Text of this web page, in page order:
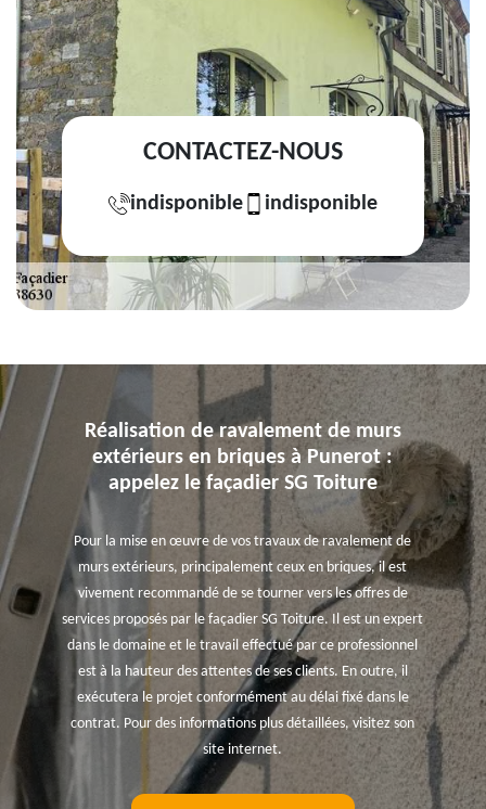
CONTACTEZ-NOUS
indisponible indisponible
Réalisation de ravalement de murs
extérieurs en briques à Punerot :
appelez le façadier SG Toiture
Pour la mise en œuvre de vos travaux de ravalement de
murs extérieurs, principalement ceux en briques, il est
vivement recommandé de se tourner vers les offres de
services proposés par le façadier SG Toiture. Il est un expert
dans le domaine et le travail effectué par ce professionnel
est à la hauteur des attentes de ses clients. En outre, il
exécutera le projet conformément au délai fixé dans le
contrat. Pour des informations plus détaillées, visitez son
site internet.